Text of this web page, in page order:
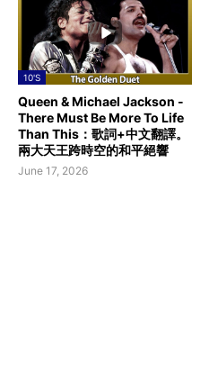
10'S
Queen & Michael Jackson -
There Must Be More To Life
Than This：歌詞+中文翻譯。
兩大天王跨時空的和平絕響
June 17, 2026